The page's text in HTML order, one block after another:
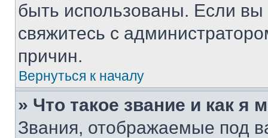
быть использованы. Если
свяжитесь с
причин.
Вернуться к началу
» Что такое звание и как я
Звания, отображаемые под